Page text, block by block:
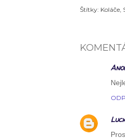
Štítky: Koláče